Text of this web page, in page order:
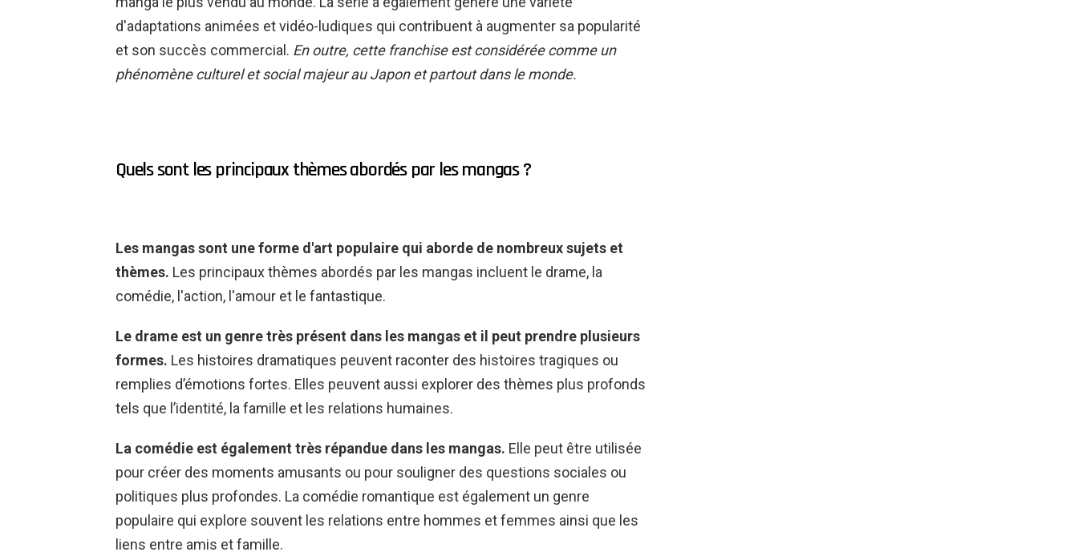
d'adaptations animées et vidéo-ludiques qui contribuent à augmenter sa popularité
et son succès commercial. En outre, cette franchise est considérée comme un
phénomène culturel et social majeur au Japon et partout dans le monde.
Quels sont les principaux thèmes abordés par les mangas ?
Les mangas sont une forme d'art populaire qui aborde de nombreux sujets et
thèmes. Les principaux thèmes abordés par les mangas incluent le drame, la
comédie, l'action, l'amour et le fantastique.
Le drame est un genre très présent dans les mangas et il peut prendre plusieurs
formes. Les histoires dramatiques peuvent raconter des histoires tragiques ou
remplies d’émotions fortes. Elles peuvent aussi explorer des thèmes plus profonds
tels que l’identité, la famille et les relations humaines.
La comédie est également très répandue dans les mangas. Elle peut être utilisée
pour créer des moments amusants ou pour souligner des questions sociales ou
politiques plus profondes. La comédie romantique est également un genre
populaire qui explore souvent les relations entre hommes et femmes ainsi que les
liens entre amis et famille.